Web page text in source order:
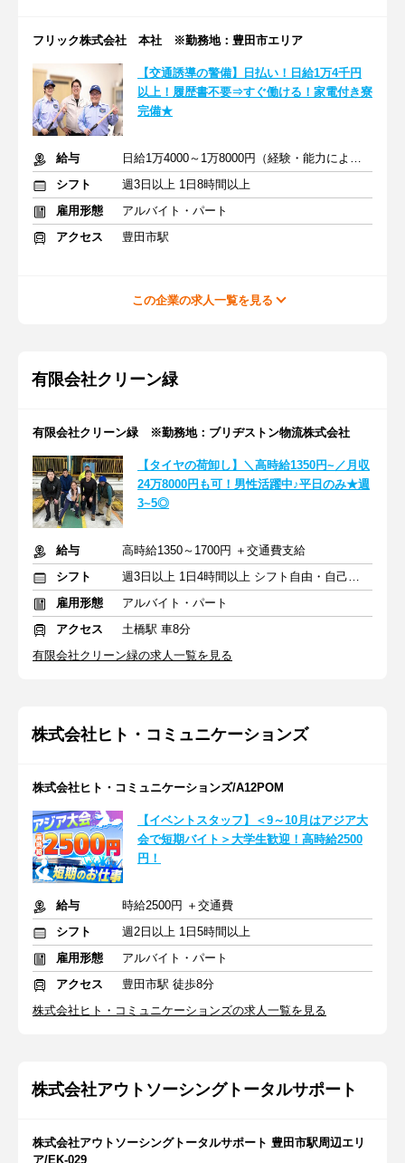
フリック株式会社 本社 ※勤務地：豊田市エリア
【交通誘導の警備】日払い！日給1万4千円
以上！履歴書不要⇒すぐ働ける！家電付き寮
完備★
給与
日給1万4000～1万8000円（経験・能力による）
シフト
週3日以上 1日8時間以上
雇用形態
アルバイト・パート
アクセス
豊田市駅
この企業の求人一覧を見る
有限会社クリーン緑
有限会社クリーン緑 ※勤務地：ブリヂストン物流株式会社
【タイヤの荷卸し】＼高時給1350円~／月収
24万8000円も可！男性活躍中♪平日のみ★週
3~5◎
給与
高時給1350～1700円 ＋交通費支給
シフト
週3日以上 1日4時間以上 シフト自由・自己申告
雇用形態
アルバイト・パート
アクセス
土橋駅 車8分
有限会社クリーン緑の求人一覧を見る
株式会社ヒト・コミュニケーションズ
株式会社ヒト・コミュニケーションズ/A12POM
【イベントスタッフ】＜9～10月はアジア大
会で短期バイト＞大学生歓迎！高時給2500
円！
給与
時給2500円 ＋交通費
シフト
週2日以上 1日5時間以上
雇用形態
アルバイト・パート
アクセス
豊田市駅 徒歩8分
株式会社ヒト・コミュニケーションズの求人一覧を見る
株式会社アウトソーシングトータルサポート
株式会社アウトソーシングトータルサポート 豊田市駅周辺エリ
ア/EK-029